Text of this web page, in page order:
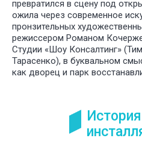
превратился в сцену под
ожила через современное
пронзительных
режиссером Романом
Студии «Шоу Консалтинг»
Тарасенко), в буквальном
как дворец и парк